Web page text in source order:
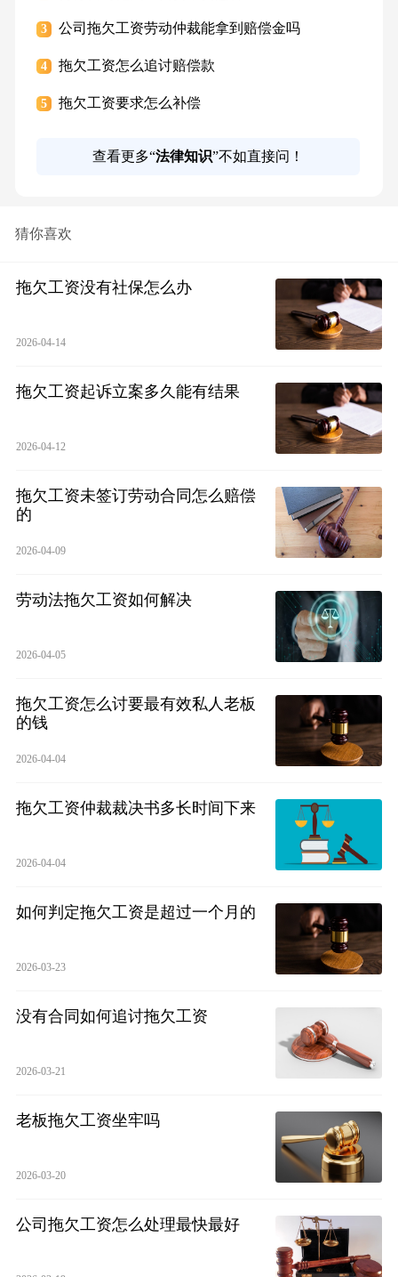
3 公司拖欠工资劳动仲裁能拿到赔偿金吗
4 拖欠工资怎么追讨赔偿款
5 拖欠工资要求怎么补偿
查看更多“法律知识”不如直接问！
猜你喜欢
拖欠工资没有社保怎么办
2026-04-14
拖欠工资起诉立案多久能有结果
2026-04-12
拖欠工资未签订劳动合同怎么赔偿
的
2026-04-09
劳动法拖欠工资如何解决
2026-04-05
拖欠工资怎么讨要最有效私人老板
的钱
2026-04-04
拖欠工资仲裁裁决书多长时间下来
2026-04-04
如何判定拖欠工资是超过一个月的
2026-03-23
没有合同如何追讨拖欠工资
2026-03-21
老板拖欠工资坐牢吗
2026-03-20
公司拖欠工资怎么处理最快最好